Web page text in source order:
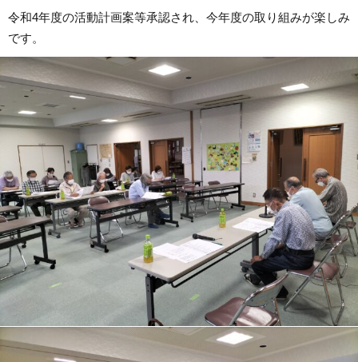
令和4年度の活動計画案等承認され、今年度の取り組みが楽しみ
です。